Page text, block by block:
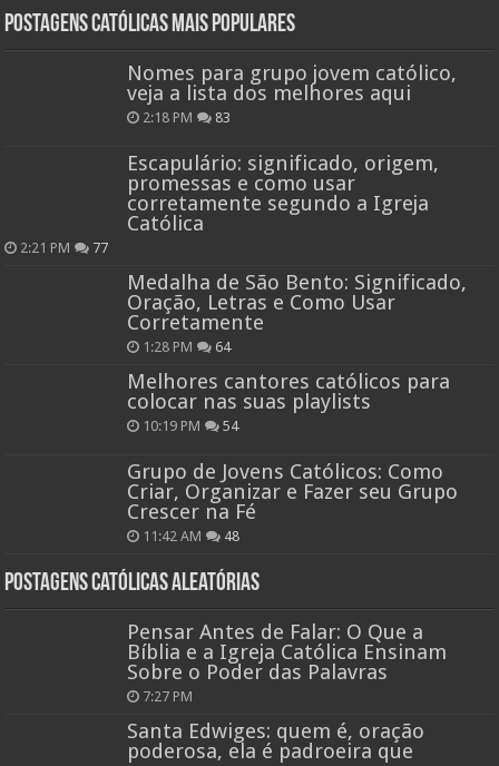
Postagens católicas mais Populares
Nomes para grupo jovem católico,
veja a lista dos melhores aqui
2:18 PM 83
Escapulário: significado, origem,
promessas e como usar
corretamente segundo a Igreja
Católica
2:21 PM 77
Medalha de São Bento: Significado,
Oração, Letras e Como Usar
Corretamente
1:28 PM 64
Melhores cantores católicos para
colocar nas suas playlists
10:19 PM 54
Grupo de Jovens Católicos: Como
Criar, Organizar e Fazer seu Grupo
Crescer na Fé
11:42 AM 48
Postagens católicas aleatórias
Pensar Antes de Falar: O Que a
Bíblia e a Igreja Católica Ensinam
Sobre o Poder das Palavras
7:27 PM
Santa Edwiges: quem é, oração
poderosa, ela é padroeira que